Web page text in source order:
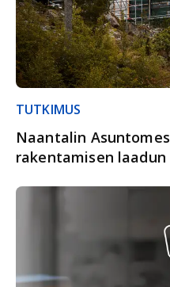
TUTKIMUS
Naantalin
rakentamisen